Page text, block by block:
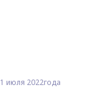
июля 2022года